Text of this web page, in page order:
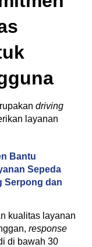
driving
layanan
Bantu
Sepeda
Serpong dan
kualitas layanan
response
di bawah 30